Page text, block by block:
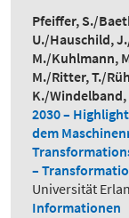
Pfeiffer, S./
U./Hauschild,
M./Kuhlmann,
M./Ritter, T./
K./Windelband,
2030 –
dem
–
Universität
Informationen